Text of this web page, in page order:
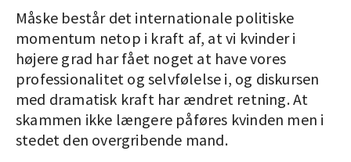
Måske består det internationale politiske
momentum netop i kraft af, at vi kvinder i
højere grad har fået noget at have vores
professionalitet og selvfølelse i, og diskursen
med dramatisk kraft har ændret retning. At
skammen ikke længere påføres kvinden men i
stedet den overgribende mand.